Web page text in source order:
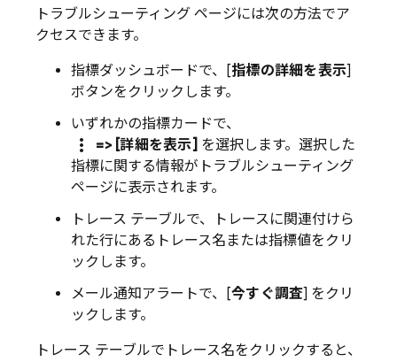
トラブルシューティング ページには次の方法でア
クセスできます。
指標ダッシュボードで、[指標の詳細を表示]
ボタンをクリックします。
いずれかの指標カードで、
more_vert => [詳細を表示] を選択します。選択した
指標に関する情報がトラブルシューティング
ページに表示されます。
トレース テーブルで、トレースに関連付けら
れた行にあるトレース名または指標値をクリ
ックします。
メール通知アラートで、[今すぐ調査] をクリ
ックします。
トレース テーブルでトレース名をクリックすると、